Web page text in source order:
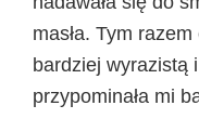
masła. Tym
bardziej wyrazistą
przypominała mi